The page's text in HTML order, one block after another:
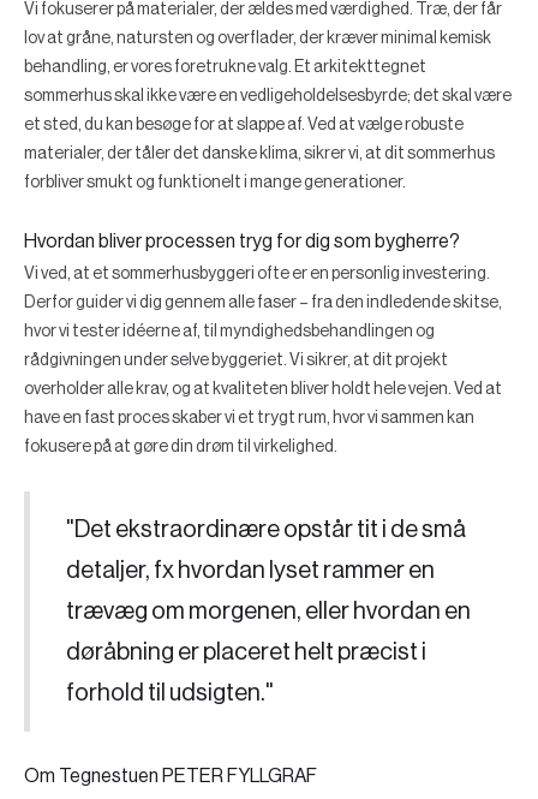
Vi fokuserer på materialer, der ældes med værdighed. Træ, der får
lov at gråne, natursten og overflader, der kræver minimal kemisk
behandling, er vores foretrukne valg. Et arkitekttegnet
sommerhus skal ikke være en vedligeholdelsesbyrde; det skal være
et sted, du kan besøge for at slappe af. Ved at vælge robuste
materialer, der tåler det danske klima, sikrer vi, at dit sommerhus
forbliver smukt og funktionelt i mange generationer.
Hvordan bliver processen tryg for dig som bygherre?
Vi ved, at et sommerhusbyggeri ofte er en personlig investering.
Derfor guider vi dig gennem alle faser – fra den indledende skitse,
hvor vi tester idéerne af, til myndighedsbehandlingen og
rådgivningen under selve byggeriet. Vi sikrer, at dit projekt
overholder alle krav, og at kvaliteten bliver holdt hele vejen. Ved at
have en fast proces skaber vi et trygt rum, hvor vi sammen kan
fokusere på at gøre din drøm til virkelighed.
"Det ekstraordinære opstår tit i de små
detaljer, fx hvordan lyset rammer en
trævæg om morgenen, eller hvordan en
døråbning er placeret helt præcist i
forhold til udsigten."
Om Tegnestuen PETER FYLLGRAF